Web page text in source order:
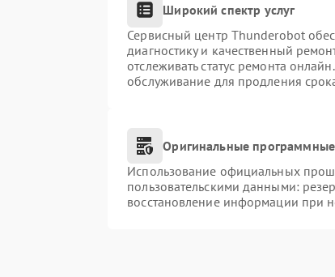
Широкий спектр услуг
Сервисный центр Thunderobot
диагностику и качественный
отслеживать статус ремонта
обслуживание для продления
Оригинальные
Использование официальных
пользовательскими данными:
восстановление информации при